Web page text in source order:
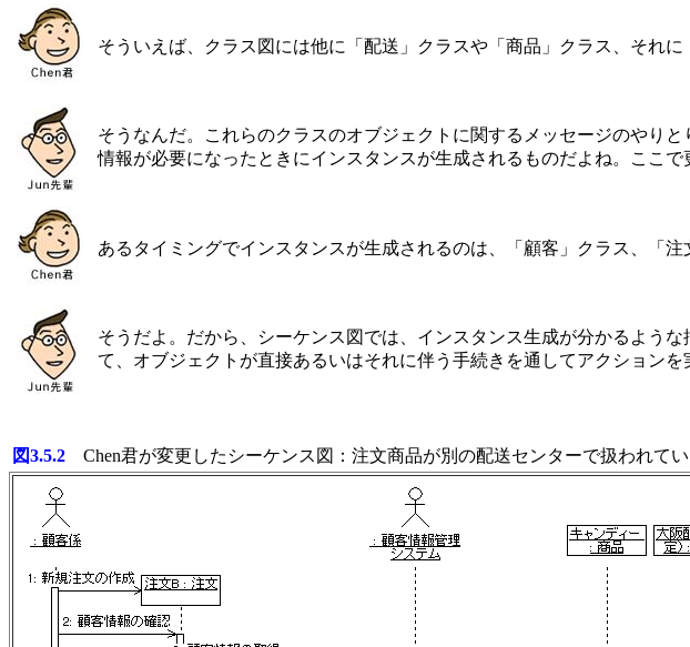
そういえば、クラス図には他に「配送」クラスや「商品」クラス、それ
そうなんだ。これらのクラスのオブジェクトに関するメッセージのやり
情報が必要になったときにインスタンスが生成されるものだよね。ここ
あるタイミングでインスタンスが生成されるのは、「顧客」クラス、「
そうだよ。だから、シーケンス図では、インスタンス生成が分かるような
て、オブジェクトが直接あるいはそれに伴う手続きを通してアクションを
図3.5.2 Chen君が変更したシーケンス図：注文商品が別の配送センターで扱われて